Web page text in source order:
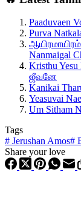
Paaduvaen
Purva
Nanmaigal
Kristhu
ஜீவனே
Kanikai
Yeasuvai
Um Sitham
Tags
# Jerushan Amos#
Share your love